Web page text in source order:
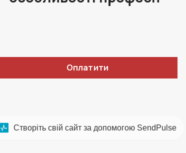
Оплатити
Створіть свій сайт за допомогою SendPulse